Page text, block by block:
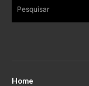
Pesquisar
Home